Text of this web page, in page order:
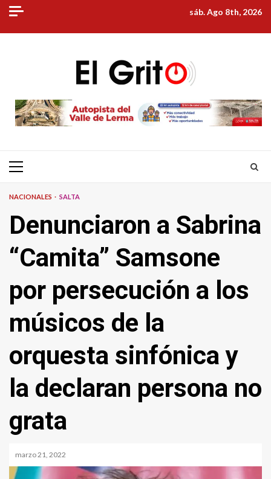
Skip
content
sáb. Ago 8th, 2026
Primary
NACIONALES SALTA
Denunciaron a Sabrina
“Camita” Samsone
por persecución a los
músicos de la
orquesta sinfónica y
la declaran persona no
grata
marzo 21, 2022